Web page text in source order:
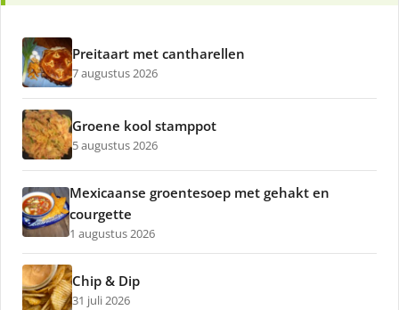
Preitaart met cantharellen
7 augustus 2026
Groene kool stamppot
5 augustus 2026
Mexicaanse groentesoep met gehakt en
courgette
1 augustus 2026
Chip & Dip
31 juli 2026